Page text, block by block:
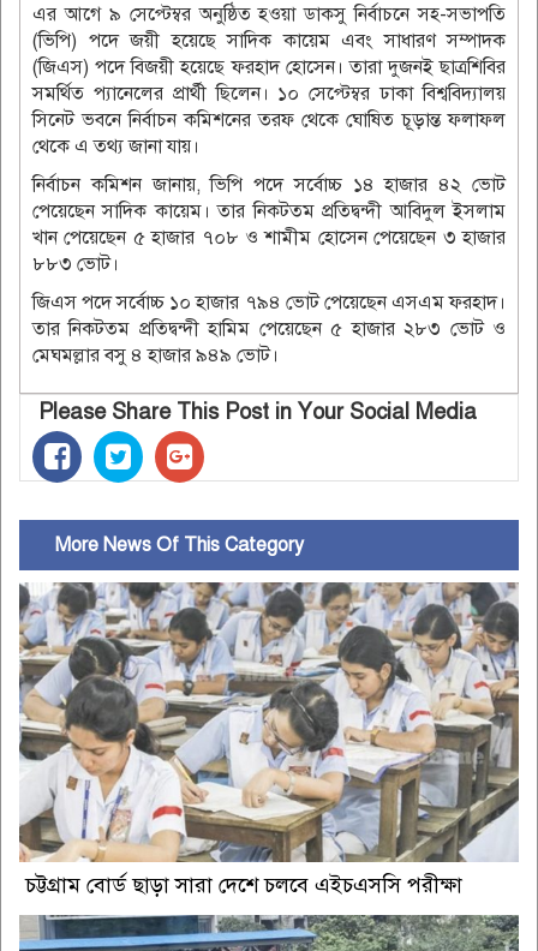
এর আগে ৯ সেপ্টেম্বর অনুষ্ঠিত হওয়া ডাকসু নির্বাচনে সহ-সভাপতি
(ভিপি) পদে জয়ী হয়েছে সাদিক কায়েম এবং সাধারণ সম্পাদক
(জিএস) পদে বিজয়ী হয়েছে ফরহাদ হোসেন। তারা দুজনই ছাত্রশিবির
সমর্থিত প্যানেলের প্রার্থী ছিলেন। ১০ সেপ্টেম্বর ঢাকা বিশ্ববিদ্যালয়
সিনেট ভবনে নির্বাচন কমিশনের তরফ থেকে ঘোষিত চূড়ান্ত ফলাফল
থেকে এ তথ্য জানা যায়।
নির্বাচন কমিশন জানায়, ভিপি পদে সর্বোচ্চ ১৪ হাজার ৪২ ভোট
পেয়েছেন সাদিক কায়েম। তার নিকটতম প্রতিদ্বন্দী আবিদুল ইসলাম
খান পেয়েছেন ৫ হাজার ৭০৮ ও শামীম হোসেন পেয়েছেন ৩ হাজার
৮৮৩ ভোট।
জিএস পদে সর্বোচ্চ ১০ হাজার ৭৯৪ ভোট পেয়েছেন এসএম ফরহাদ।
তার নিকটতম প্রতিদ্বন্দী হামিম পেয়েছেন ৫ হাজার ২৮৩ ভোট ও
মেঘমল্লার বসু ৪ হাজার ৯৪৯ ভোট।
Please Share This Post in Your Social Media
More News Of This Category
চট্টগ্রাম বোর্ড ছাড়া সারা দেশে চলবে এইচএসসি পরীক্ষা